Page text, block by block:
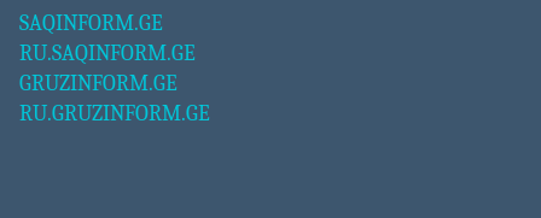
SAQINFORM.GE
RU.SAQINFORM.GE
GRUZINFORM.GE
RU.GRUZINFORM.GE